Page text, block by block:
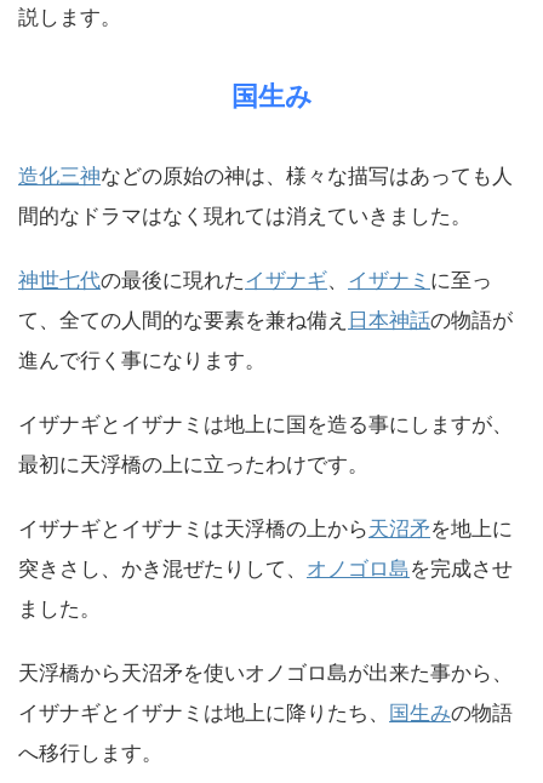
説します。
国生み
造化三神などの原始の神は、様々な描写はあっても人
間的なドラマはなく現れては消えていきました。
神世七代の最後に現れたイザナギ、 イザナミ に至っ
て、全ての人間的な要素を兼ね備え 日本神話の物語が
進んで行く事になります。
イザナギとイザナミは地上に国を造る事にしますが、
最初に天浮橋の上に立ったわけです。
イザナギとイザナミは天浮橋の上から天沼矛を地上に
突きさし、かき混ぜたりして、 オノゴロ島を完成させ
ました。
天浮橋から天沼矛を使いオノゴロ島が出来た事から、
イザナギとイザナミは地上に降りたち、 国生みの物語
へ移行します。